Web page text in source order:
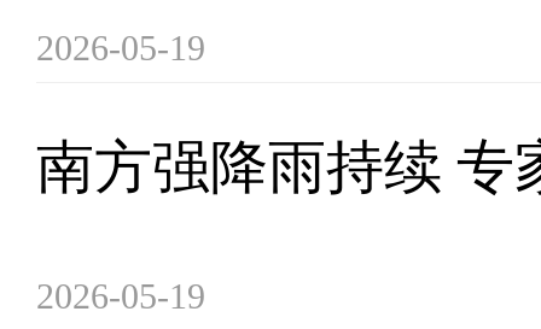
2026-05-19
南方强降雨持续 专
2026-05-19